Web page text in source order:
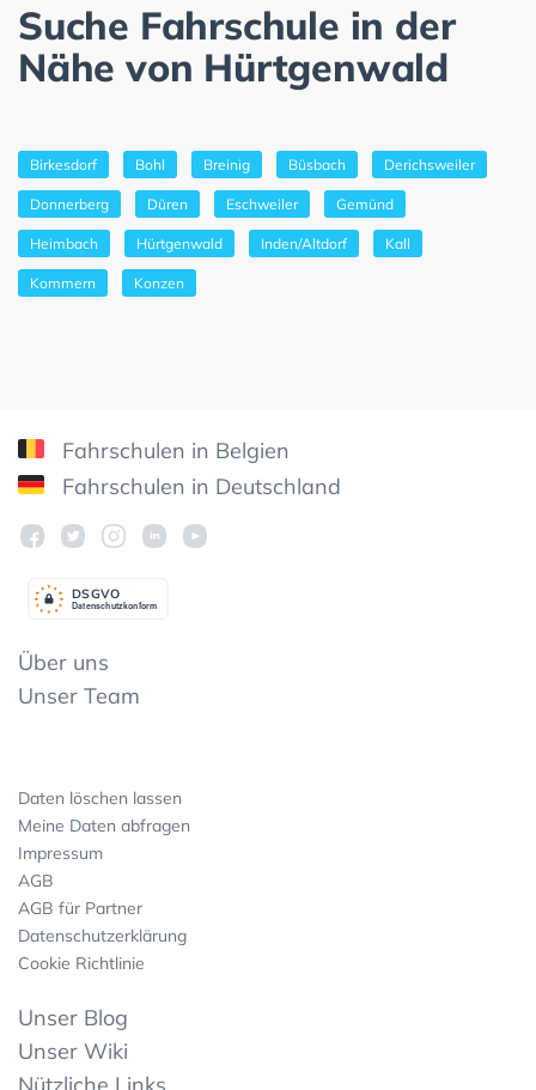
Suche Fahrschule in der
Nähe von Hürtgenwald
Birkesdorf Bohl Breinig Büsbach Derichsweiler
Donnerberg Düren Eschweiler Gemünd
Heimbach Hürtgenwald Inden/Altdorf Kall
Kommern Konzen
Fahrschulen in Belgien
Fahrschulen in Deutschland
Datenschutzkonform
DSGVO
Über uns
Unser Team
Daten löschen lassen
Meine Daten abfragen
Impressum
AGB
AGB für Partner
Datenschutzerklärung
Cookie Richtlinie
Unser Blog
Unser Wiki